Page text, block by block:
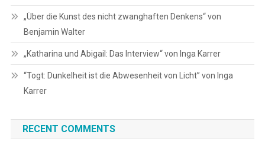
„Über die Kunst des nicht zwanghaften Denkens“ von
Benjamin Walter
„Katharina und Abigail: Das Interview“ von Inga Karrer
“Togt: Dunkelheit ist die Abwesenheit von Licht” von Inga
Karrer
RECENT COMMENTS